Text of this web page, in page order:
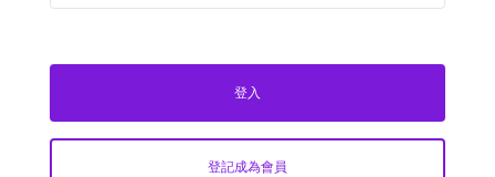
登入
登記成為會員